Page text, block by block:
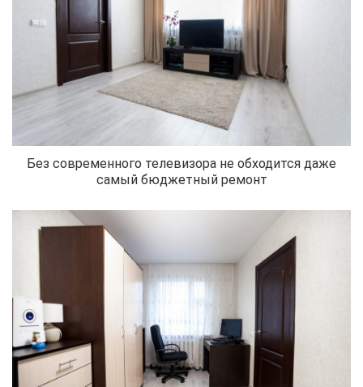
Без современного телевизора не обходится даже
самый бюджетный ремонт